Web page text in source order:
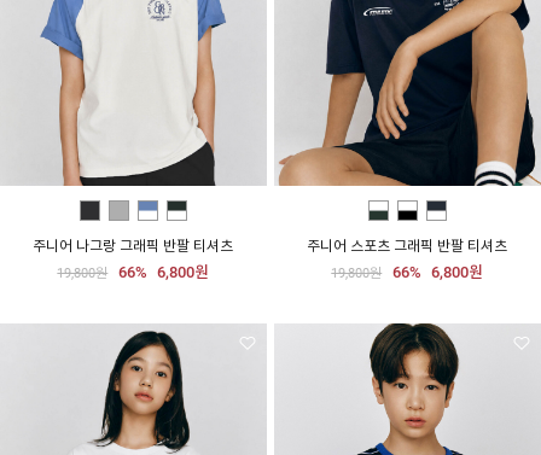
주니어 나그랑 그래픽 반팔 티셔츠
19,800원 66% 6,800원
주니어 스포츠 그래픽 반팔 티셔츠
19,800원 66% 6,800원